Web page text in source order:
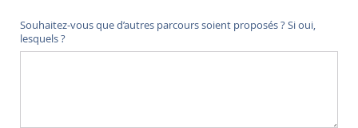
Souhaitez-vous que d’autres parcours soient proposés ? Si oui,
lesquels ?